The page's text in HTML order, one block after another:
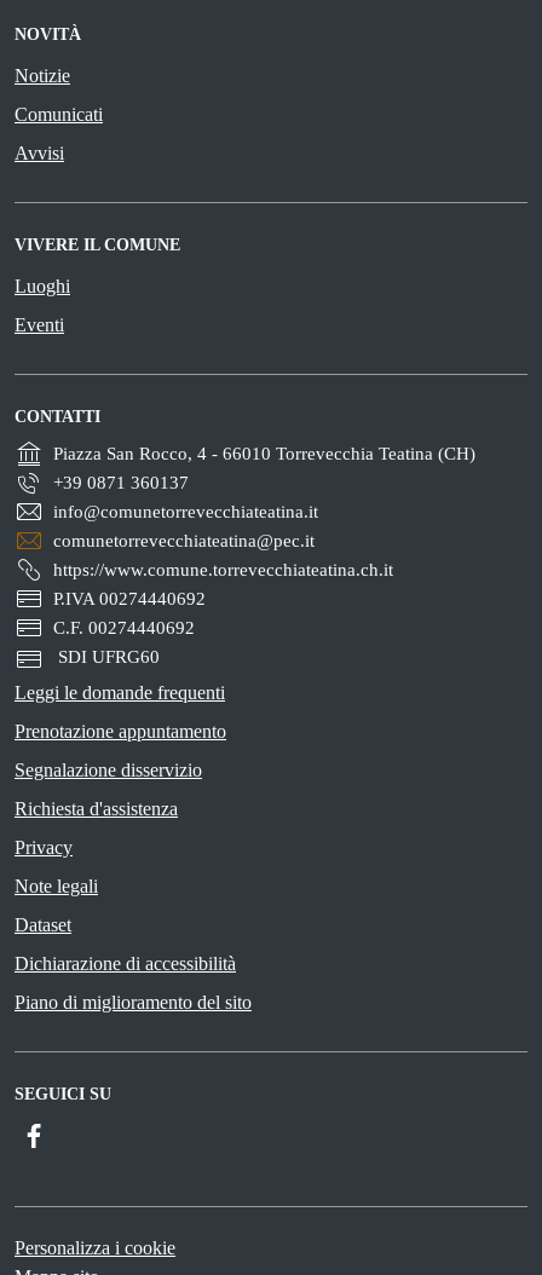
NOVITÀ
Notizie
Comunicati
Avvisi
VIVERE IL COMUNE
Luoghi
Eventi
CONTATTI
Piazza San Rocco, 4 - 66010 Torrevecchia Teatina (CH)
+39 0871 360137
info@comunetorrevecchiateatina.it
comunetorrevecchiateatina@pec.it
https://www.comune.torrevecchiateatina.ch.it
P.IVA 00274440692
C.F. 00274440692
SDI UFRG60
Leggi le domande frequenti
Prenotazione appuntamento
Segnalazione disservizio
Richiesta d'assistenza
Privacy
Note legali
Dataset
Dichiarazione di accessibilità
Piano di miglioramento del sito
SEGUICI SU
Personalizza i cookie